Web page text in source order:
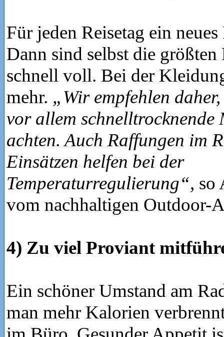
Für jeden Reisetag ein
Dann sind selbst die größten
schnell voll. Bei der
mehr. „Wir empfehlen
vor allem schnelltrocknende
achten. Auch Raffungen im
Einsätzen helfen bei der
Temperaturregulierung“, so
vom nachhaltigen Outdoor-
4) Zu viel Proviant
Ein schöner Umstand am
man mehr Kalorien